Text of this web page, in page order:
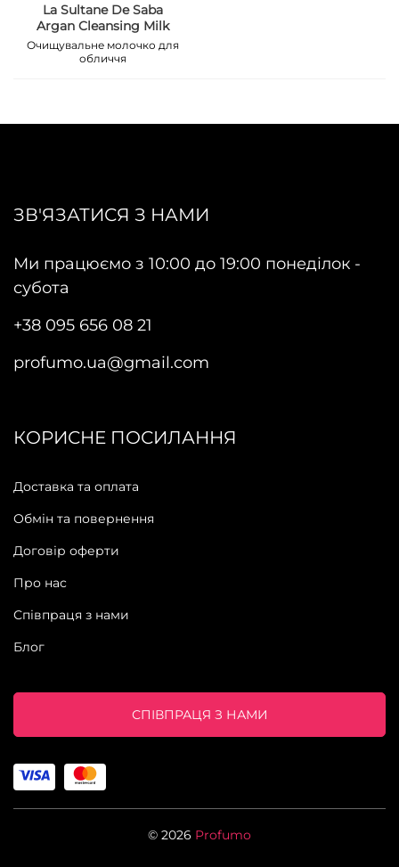
La Sultane De Saba
Argan Cleansing Milk
Очищувальне молочко для
обличчя
ЗВ'ЯЗАТИСЯ З НАМИ
Ми працюємо з 10:00 до 19:00 понеділок -
субота
+38 095 656 08 21
profumo.ua@gmail.com
КОРИСНЕ ПОСИЛАННЯ
Доставка та оплата
Обмін та повернення
Договір оферти
Про нас
Співпраця з нами
Блог
СПІВПРАЦЯ З НАМИ
© 2026 Profumo